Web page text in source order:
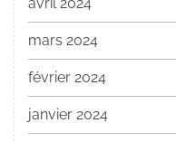
mars 2024
février 2024
janvier 2024